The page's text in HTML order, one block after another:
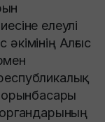
елеулі
Алғыс
орынбасары